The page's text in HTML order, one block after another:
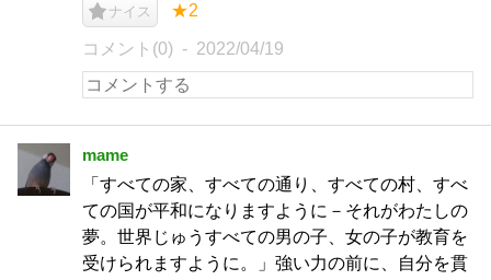
ナイス ★2
コメント(0) 2022/04/19
mame
「すべての家、すべての通り、すべての村、すべ
ての国が平和になりますように－それがわたしの
夢。世界じゅうすべての男の子、女の子が教育を
受けられますように。」強い力の前に、自分を貫